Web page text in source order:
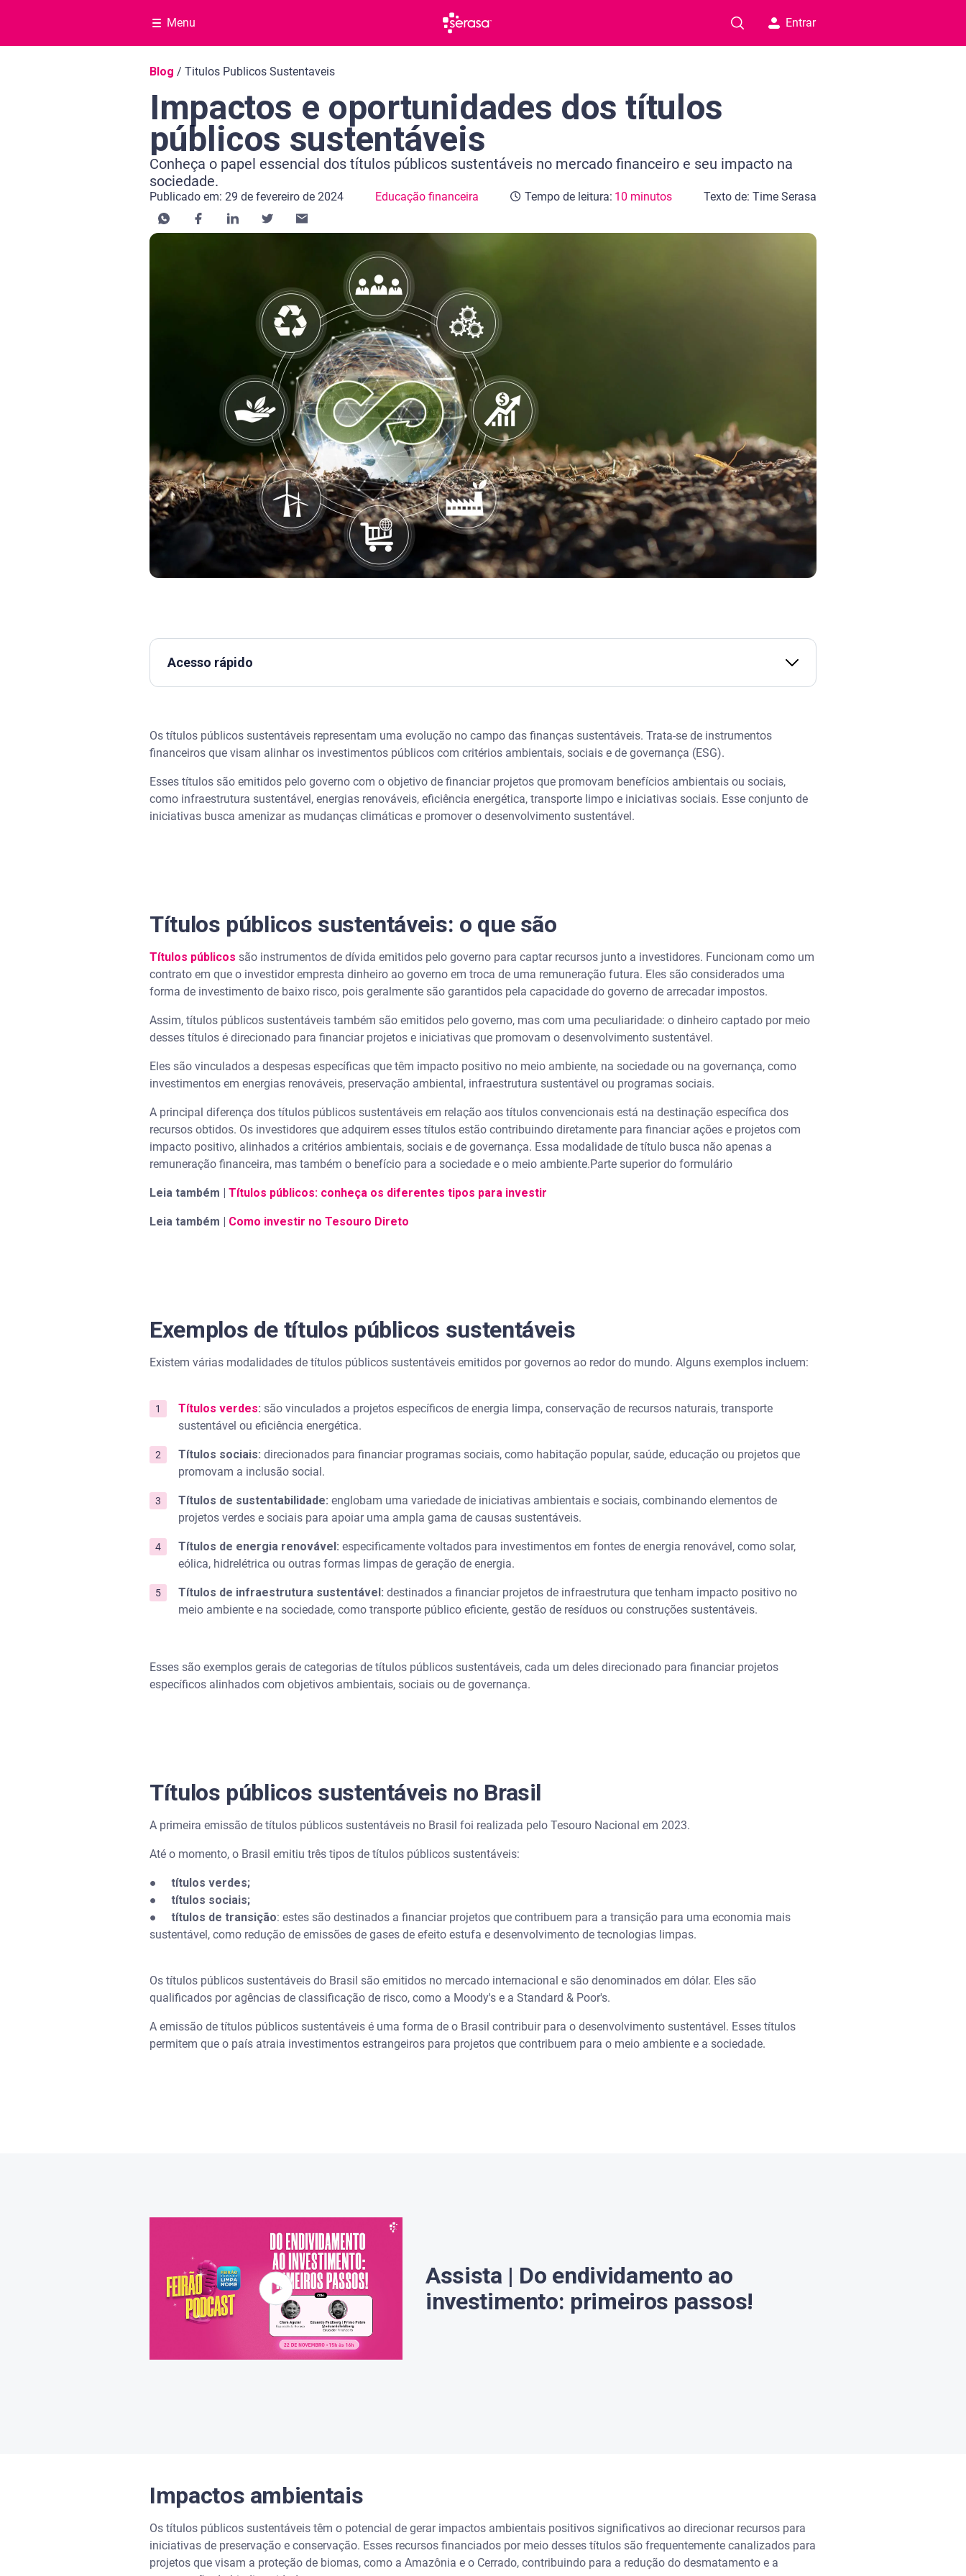
Menu Entrar
Navegação do blog
Blog / Titulos Publicos Sustentaveis
Impactos e oportunidades dos títulos
públicos sustentáveis
Conheça o papel essencial dos títulos públicos sustentáveis no mercado financeiro e seu impacto na
sociedade.
Publicado em: 29 de fevereiro de 2024 Educação financeira
Categoria Educação financeira Tempo de leitura: 10 minutos
Tempo de leitura: 10 minutos Texto de: Time Serasa
Acesso rápido
Exemplos de títulos públicos sustentáveis
Títulos públicos sustentáveis no Brasil
Assista | Do endividamento ao investimento: primeiros passos!
Impacto econômico
Mercado global de títulos sustentáveis
Os títulos públicos sustentáveis representam uma evolução no campo das finanças sustentáveis. Trata-se de instrumentos
financeiros que visam alinhar os investimentos públicos com critérios ambientais, sociais e de governança (ESG).
Esses títulos são emitidos pelo governo com o objetivo de financiar projetos que promovam benefícios ambientais ou sociais,
como infraestrutura sustentável, energias renováveis, eficiência energética, transporte limpo e iniciativas sociais. Esse conjunto de
iniciativas busca amenizar as mudanças climáticas e promover o desenvolvimento sustentável.
Títulos públicos sustentáveis: o que são
Títulos públicos são instrumentos de dívida emitidos pelo governo para captar recursos junto a investidores. Funcionam como um
contrato em que o investidor empresta dinheiro ao governo em troca de uma remuneração futura. Eles são considerados uma
forma de investimento de baixo risco, pois geralmente são garantidos pela capacidade do governo de arrecadar impostos.
Assim, títulos públicos sustentáveis também são emitidos pelo governo, mas com uma peculiaridade: o dinheiro captado por meio
desses títulos é direcionado para financiar projetos e iniciativas que promovam o desenvolvimento sustentável.
Eles são vinculados a despesas específicas que têm impacto positivo no meio ambiente, na sociedade ou na governança, como
investimentos em energias renováveis, preservação ambiental, infraestrutura sustentável ou programas sociais.
A principal diferença dos títulos públicos sustentáveis em relação aos títulos convencionais está na destinação específica dos
recursos obtidos. Os investidores que adquirem esses títulos estão contribuindo diretamente para financiar ações e projetos com
impacto positivo, alinhados a critérios ambientais, sociais e de governança. Essa modalidade de título busca não apenas a
remuneração financeira, mas também o benefício para a sociedade e o meio ambiente.Parte superior do formulário
Leia também | Títulos públicos: conheça os diferentes tipos para investir
Leia também | Como investir no Tesouro Direto
Exemplos de títulos públicos sustentáveis
Existem várias modalidades de títulos públicos sustentáveis emitidos por governos ao redor do mundo. Alguns exemplos incluem:
Títulos verdes: são vinculados a projetos específicos de energia limpa, conservação de recursos naturais, transporte
sustentável ou eficiência energética.
Títulos sociais: direcionados para financiar programas sociais, como habitação popular, saúde, educação ou projetos que
promovam a inclusão social.
Títulos de sustentabilidade: englobam uma variedade de iniciativas ambientais e sociais, combinando elementos de
projetos verdes e sociais para apoiar uma ampla gama de causas sustentáveis.
Títulos de energia renovável: especificamente voltados para investimentos em fontes de energia renovável, como solar,
eólica, hidrelétrica ou outras formas limpas de geração de energia.
Títulos de infraestrutura sustentável: destinados a financiar projetos de infraestrutura que tenham impacto positivo no
meio ambiente e na sociedade, como transporte público eficiente, gestão de resíduos ou construções sustentáveis.
Esses são exemplos gerais de categorias de títulos públicos sustentáveis, cada um deles direcionado para financiar projetos
específicos alinhados com objetivos ambientais, sociais ou de governança.
Títulos públicos sustentáveis no Brasil
A primeira emissão de títulos públicos sustentáveis no Brasil foi realizada pelo Tesouro Nacional em 2023.
Até o momento, o Brasil emitiu três tipos de títulos públicos sustentáveis:
● títulos verdes;
● títulos sociais;
● títulos de transição: estes são destinados a financiar projetos que contribuem para a transição para uma economia mais
sustentável, como redução de emissões de gases de efeito estufa e desenvolvimento de tecnologias limpas.
Os títulos públicos sustentáveis do Brasil são emitidos no mercado internacional e são denominados em dólar. Eles são
qualificados por agências de classificação de risco, como a Moody's e a Standard & Poor's.
A emissão de títulos públicos sustentáveis é uma forma de o Brasil contribuir para o desenvolvimento sustentável. Esses títulos
permitem que o país atraia investimentos estrangeiros para projetos que contribuem para o meio ambiente e a sociedade.
Assista | Do endividamento ao
investimento: primeiros passos!
Impactos ambientais
Os títulos públicos sustentáveis têm o potencial de gerar impactos ambientais positivos significativos ao direcionar recursos para
iniciativas de preservação e conservação. Esses recursos financiados por meio desses títulos são frequentemente canalizados para
projetos que visam a proteção de biomas, como a Amazônia e o Cerrado, contribuindo para a redução do desmatamento e a